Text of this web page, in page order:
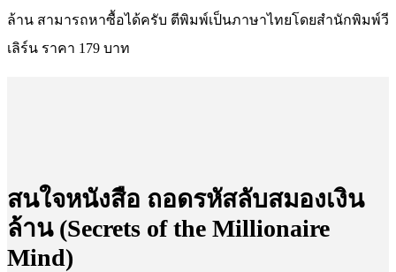
ล้าน สามารถหาซื้อได้ครับ ตีพิมพ์เป็นภาษาไทยโดยสำนักพิมพ์วี
เลิร์น ราคา 179 บาท
สนใจหนังสือ ถอดรหัสลับสมองเงิน
ล้าน (Secrets of the Millionaire
Mind)